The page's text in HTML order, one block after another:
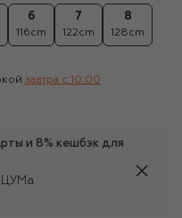
6
116cm
7
122cm
8
128cm
завтра c 10:00
и 8% кешбэк для
ЦУМа